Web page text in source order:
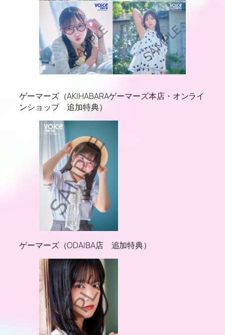
ゲーマーズ（AKIHABARAゲーマーズ本店・オンライ
ンショップ 追加特典）
ゲーマーズ（ODAIBA店 追加特典）